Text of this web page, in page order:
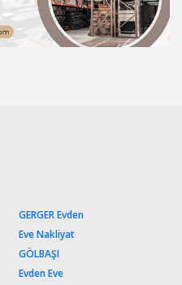
GERGER Evden
Eve Nakliyat
GÖLBAŞI
Evden Eve